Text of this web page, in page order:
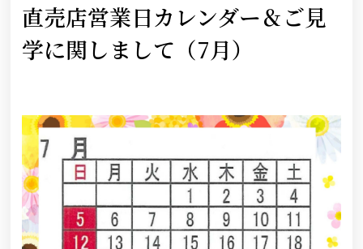
直売店営業日カレンダー＆ご見
学に関しまして（7月）